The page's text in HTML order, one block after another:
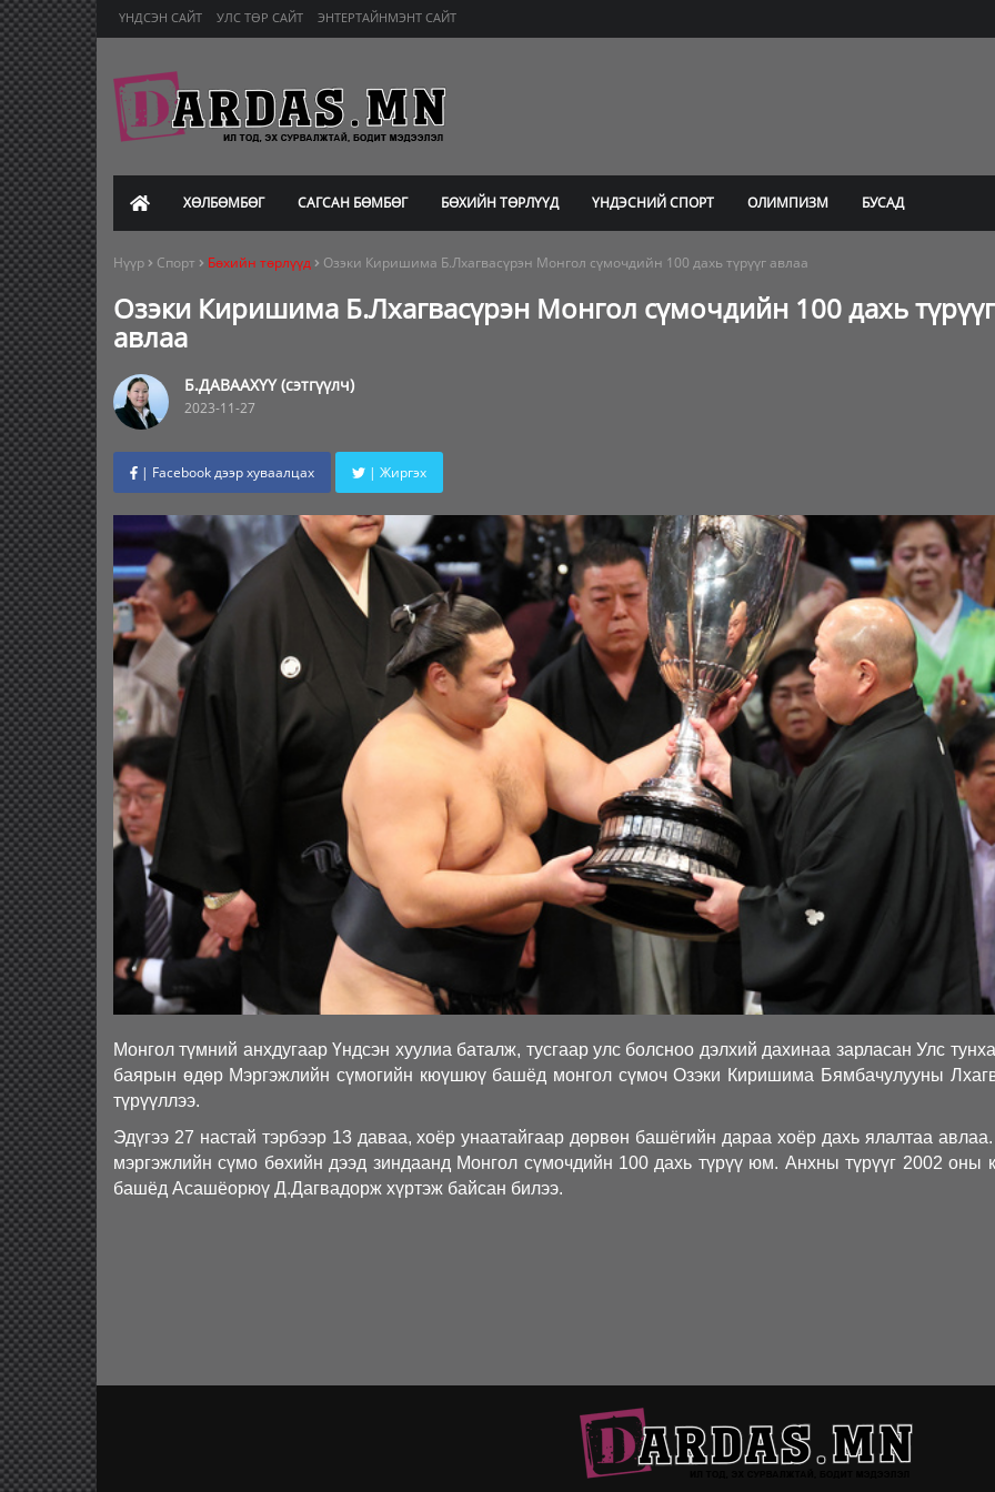
ҮНДСЭН САЙТ УЛС ТӨР САЙТ ЭНТЕРТАЙНМЭНТ САЙТ
ХӨЛБӨМБӨГ САГСАН БӨМБӨГ БӨХИЙН ТӨРЛҮҮД ҮНДЭСНИЙ СПОРТ ОЛИМПИЗМ БУСАД
Нүүр Спорт Бөхийн төрлүүд Озэки Киришима Б.Лхагвасүрэн Монгол сүмочдийн 100 дахь түрүүг авлаа
Озэки Киришима Б.Лхагвасүрэн Монгол сүмочдийн 100 дахь түрүүг
авлаа
Б.ДАВААХҮҮ (сэтгүүлч)
2023-11-27
| Facebook дээр хуваалцах | Жиргэх
Монгол түмний анхдугаар Үндсэн хуулиа баталж, тусгаар улс болсноо дэлхий дахинаа зарласан Улс
баярын өдөр Мэргэжлийн сүмогийн кюүшюү башёд монгол сүмоч Озэки Киришима Бямбачулууны
түрүүллээ.
Эдүгээ 27 настай тэрбээр 13 даваа, хоёр унаатайгаар дөрвөн башёгийн дараа хоёр дахь ялалтаа
мэргэжлийн сүмо бөхийн дээд зиндаанд Монгол сүмочдийн 100 дахь түрүү юм. Анхны түрүүг 2002 оны
башёд Асашёорюү Д.Дагвадорж хүртэж байсан билээ.